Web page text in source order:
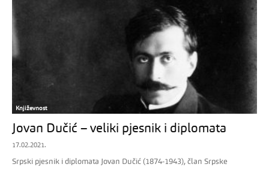
Književnost
Jovan Dučić – veliki pjesnik i diplomata
17.02.2021.
Srpski pjesnik i diplomata Jovan Dučić (1874-1943), član Srpske